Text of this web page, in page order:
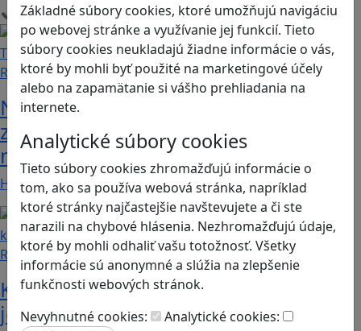
Základné súbory cookies, ktoré umožňujú navigáciu
po webovej stránke a využívanie jej funkcií. Tieto
súbory cookies neukladajú žiadne informácie o vás,
ktoré by mohli byť použité na marketingové účely
alebo na zapamätanie si vášho prehliadania na
internete.
Analytické súbory cookies
Tieto súbory cookies zhromažďujú informácie o
tom, ako sa používa webová stránka, napríklad
ktoré stránky najčastejšie navštevujete a či ste
narazili na chybové hlásenia. Nezhromažďujú údaje,
ktoré by mohli odhaliť vašu totožnosť. Všetky
informácie sú anonymné a slúžia na zlepšenie
funkčnosti webových stránok.
Nevyhnutné cookies:
Analytické cookies:
Načítam blogy
Recenzie
Naučíte sa spolupracovať v tíme a
zároveň sa zabavíte. To všetko
nájdete v hre Unrailed.
Hra Unrailed je kooperatívna digitálna hra, v…
Recenzie
Kerbal Space Program: Keď zlyhanie
je len ďalším krokom k úspechu